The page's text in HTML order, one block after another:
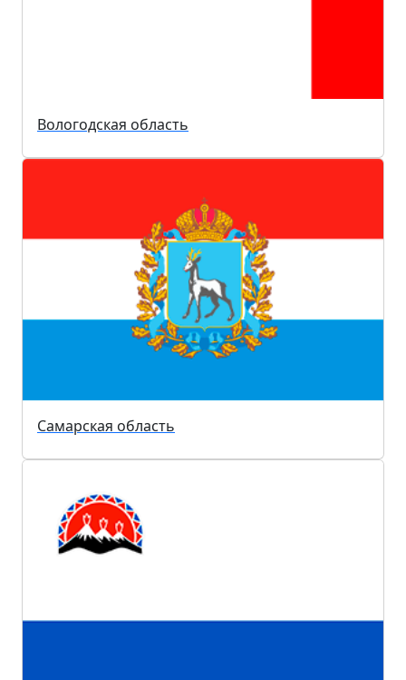
Вологодская область
Самарская область